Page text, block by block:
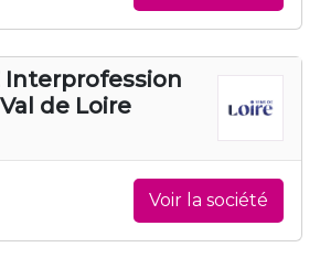
Interprofession
de Loire
Voir la société